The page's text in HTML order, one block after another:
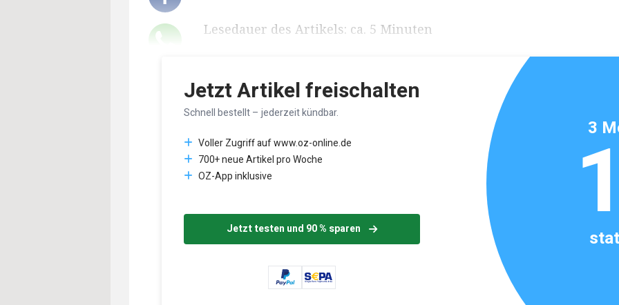
Lesedauer des Artikels: ca. 5 Minuten
Jetzt Artikel freischalten
Schnell bestellt – jederzeit kündbar.
Voller Zugriff auf www.oz-online.de
700+ neue Artikel pro Woche
OZ-App inklusive
Jetzt testen und 90 % sparen
3